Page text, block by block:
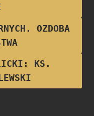
OZDOBA
KS.